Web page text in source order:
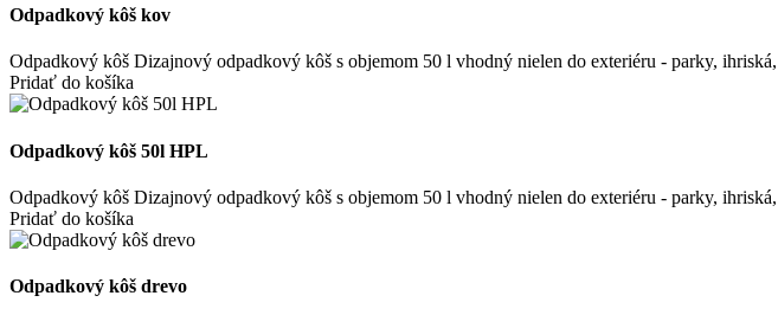
Odpadkový kôš kov
Odpadkový kôš Dizajnový odpadkový kôš s objemom 50 l vhodný nielen do exteriéru - parky,
Pridať do košíka
Odpadkový kôš 50l HPL
Odpadkový kôš Dizajnový odpadkový kôš s objemom 50 l vhodný nielen do exteriéru - parky,
Pridať do košíka
Odpadkový kôš drevo